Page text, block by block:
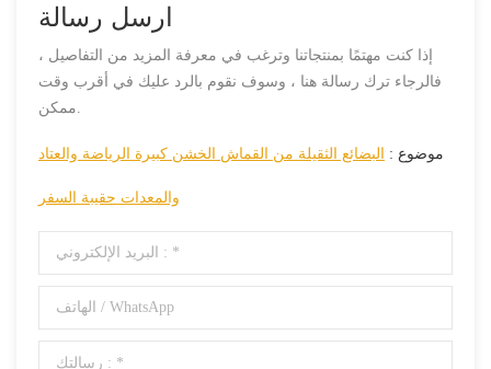
ارسل رسالة
إذا كنت مهتمًا بمنتجاتنا وترغب في معرفة المزيد من التفاصيل ،
فالرجاء ترك رسالة هنا ، وسوف نقوم بالرد عليك في أقرب وقت
موضوع : البضائع الثقيلة من القماش الخشن كبيرة الرياضة والعتاد
والمعدات حقيبة السفر